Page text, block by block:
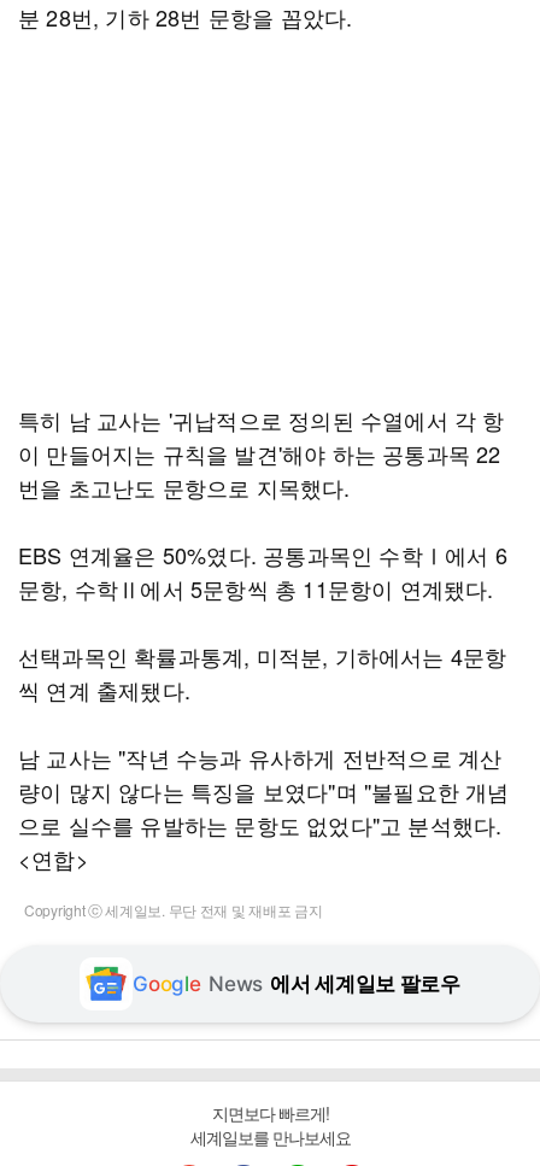
분 28번, 기하 28번 문항을 꼽았다.
특히 남 교사는 '귀납적으로 정의된 수열에서 각 항
이 만들어지는 규칙을 발견'해야 하는 공통과목 22
번을 초고난도 문항으로 지목했다.
EBS 연계율은 50%였다. 공통과목인 수학Ⅰ에서 6
문항, 수학Ⅱ에서 5문항씩 총 11문항이 연계됐다.
선택과목인 확률과통계, 미적분, 기하에서는 4문항
씩 연계 출제됐다.
남 교사는 "작년 수능과 유사하게 전반적으로 계산
량이 많지 않다는 특징을 보였다"며 "불필요한 개념
으로 실수를 유발하는 문항도 없었다"고 분석했다.
<연합>
Copyright ⓒ 세계일보. 무단 전재 및 재배포 금지
Google News 에서 세계일보 팔로우
지면보다 빠르게!
세계일보를 만나보세요